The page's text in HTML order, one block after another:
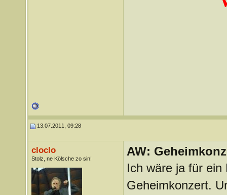
13.07.2011, 09:28
cloclo
Stolz, ne Kölsche zo sin!
AW:
Ich wäre ja für ein
Geheimkonzert.